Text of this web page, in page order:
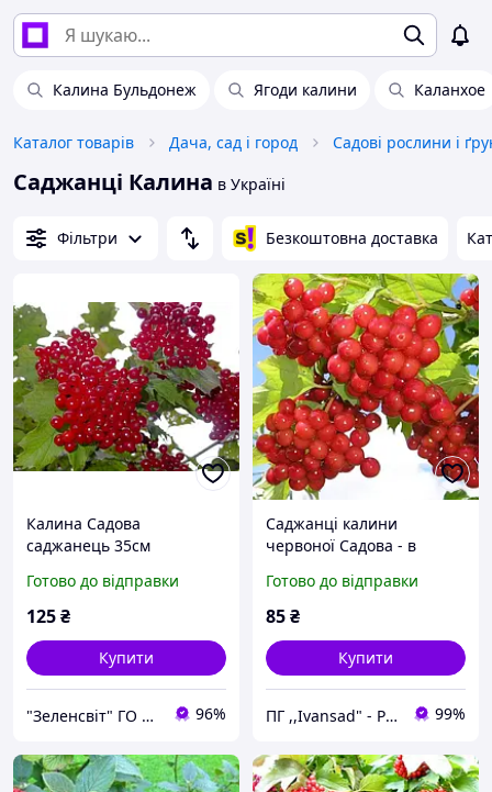
Калина Бульдонеж Ягоди калини Каланхое
Каталог товарів Дача, сад і город Садові рослини і
Саджанці Калина в Україні
Фільтри Безкоштовна доставка
Калина Садова
саджанець 35см
Готово до відправки
125₴
Купити
"Зеленсвіт" ГО МРГ "Побужани" 96%
Саджанці калини
червоної Садова - в
червона, крупноплідна
Готово до відправки
85₴
Купити
ПГ ,,Ivansad" - Розсадник декоративних та ягідних культур 99%